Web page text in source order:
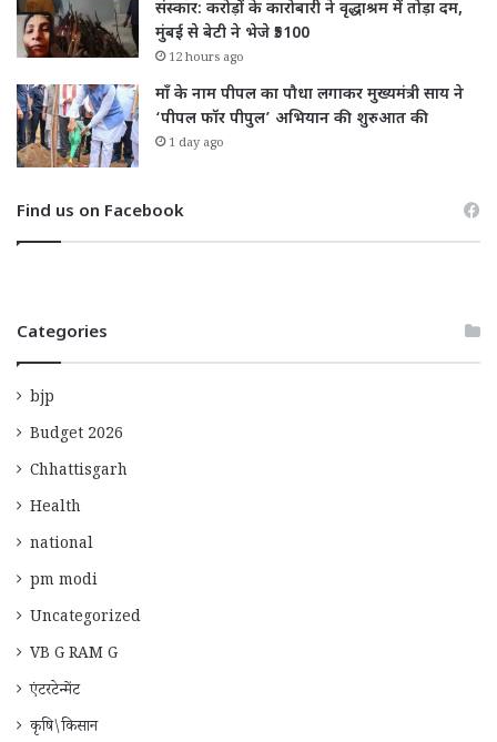
संस्कार: करोड़ों के कारोबारी ने वृद्धाश्रम में तोड़ा दम,
मुंबई से बेटी ने भेजे ₹5100
12 hours ago
माँ के नाम पीपल का पौधा लगाकर मुख्यमंत्री साय ने
‘पीपल फॉर पीपुल’ अभियान की शुरुआत की
1 day ago
Find us on Facebook
Categories
bjp
Budget 2026
Chhattisgarh
Health
national
pm modi
Uncategorized
VB G RAM G
एंटरटेन्मेंट
कृषि\किसान